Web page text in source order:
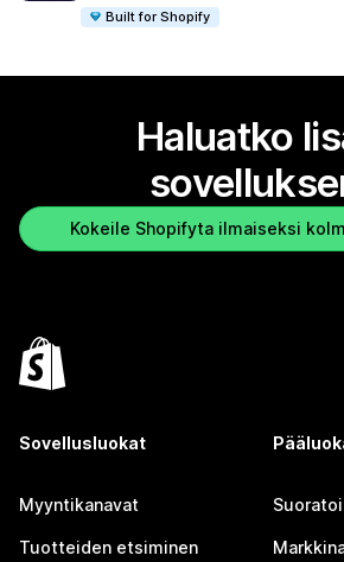
Built for Shopify
Haluatko
Kokeile Shopifyta ilmaiseksi
Sovellusluokat
Myyntikanavat
Tuotteiden etsiminen